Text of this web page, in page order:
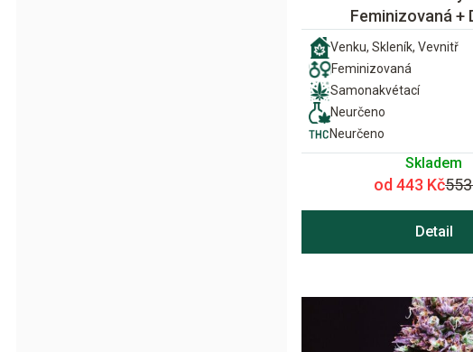
Feminizovaná +
Venku, Skleník, Vevnitř
Feminizovaná
Samonakvétací
Neurčeno
Neurčeno
Skladem
od 443 Kč
Detail